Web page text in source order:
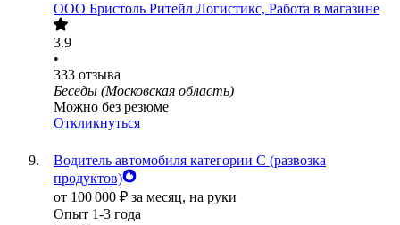
ООО Бристоль Ритейл Логистикс, Работа в магазине
3.9
•
333 отзыва
Беседы (Московская область)
Можно без резюме
Откликнуться
Водитель автомобиля категории C (развозка
продуктов)
от 100 000 ₽ за месяц, на руки
Опыт 1-3 года